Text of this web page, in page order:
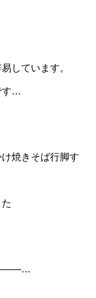
しています。
す…
焼きそば行脚す
———…